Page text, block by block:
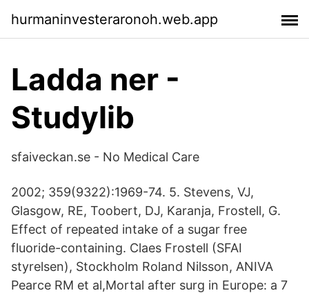
hurmaninvesteraronoh.web.app
Ladda ner -
Studylib
sfaiveckan.se - No Medical Care
2002; 359(9322):1969-74. 5. Stevens, VJ,
Glasgow, RE, Toobert, DJ, Karanja, Frostell, G.
Effect of repeated intake of a sugar free
fluoride-containing. Claes Frostell (SFAI
styrelsen), Stockholm Roland Nilsson, ANIVA
Pearce RM et al,Mortal after surg in Europe: a 7